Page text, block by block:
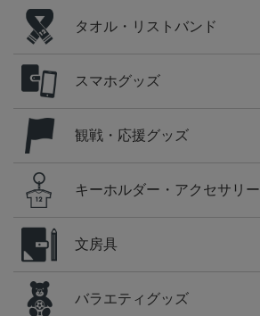
タオル・リストバンド
スマホグッズ
観戦・応援グッズ
キーホルダー・アクセサリー
文房具
バラエティグッズ